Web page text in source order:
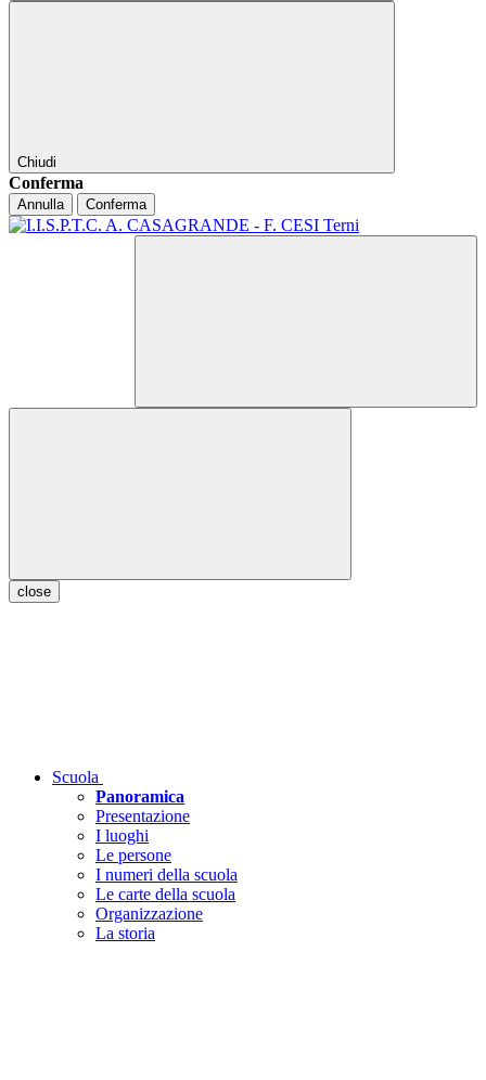
Chiudi
Conferma
Annulla Conferma
close
Scuola
Panoramica
Presentazione
I luoghi
Le persone
I numeri della scuola
Le carte della scuola
Organizzazione
La storia